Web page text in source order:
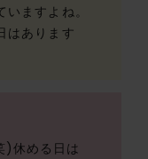
ますよね。
はあります
休める日は